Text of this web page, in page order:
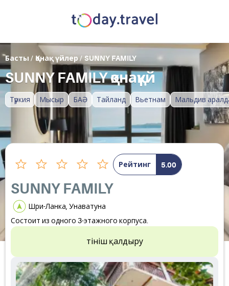
Түркия Мысыр БАӘ Тайланд Вьетнам Мальдив
Басты / Қонақ үйлер/ SUNNY FAMILY
SUNNY FAMILY қонақүй
Рейтинг 5.00
SUNNY FAMILY
Шри-Ланка, Унаватуна
Состоит из одного 3-этажного корпуса.
Өтініш қалдыру